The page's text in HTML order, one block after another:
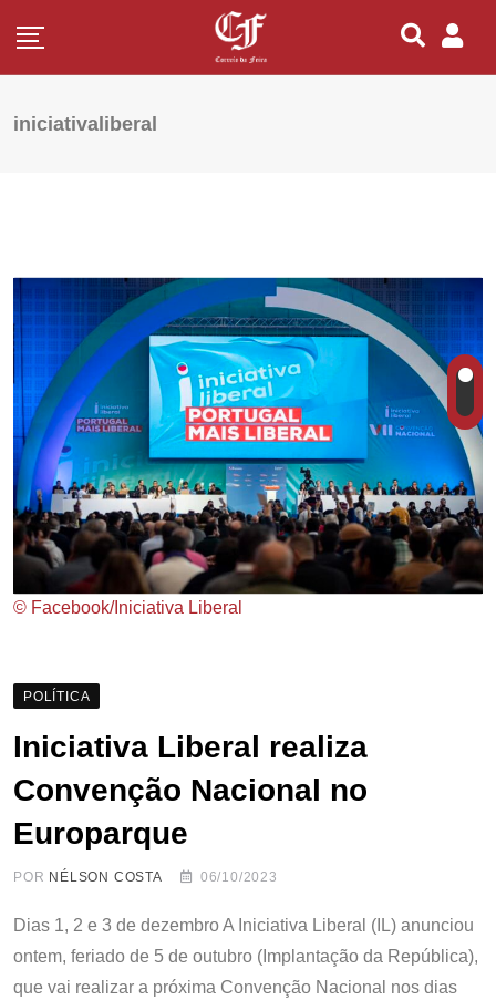
iniciativaliberal
© Facebook/Iniciativa Liberal
POLÍTICA
Iniciativa Liberal realiza
Convenção Nacional no
Europarque
POR NÉLSON COSTA 06/10/2023
Dias 1, 2 e 3 de dezembro A Iniciativa Liberal (IL) anunciou
ontem, feriado de 5 de outubro (Implantação da República),
que vai realizar a próxima Convenção Nacional nos dias